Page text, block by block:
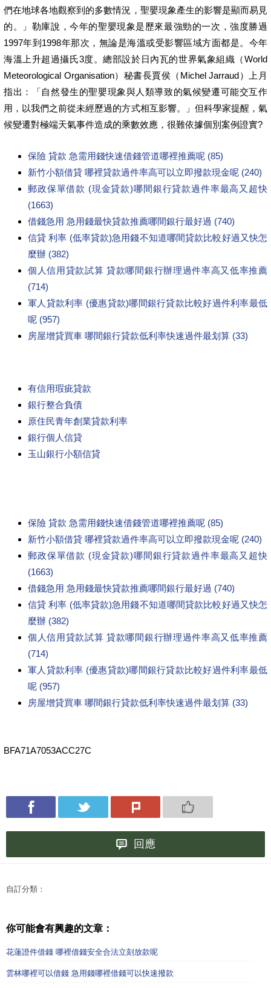
們在地球各地觀察到的多數情況，聖嬰現象產生的影響是顯而易見
的。」勒庫說，今年的聖嬰現象是歷來最強勁的一次，強度勝過
1997年到1998年那次，無論是海溫或受影響區域方面都是。今年
海溫上升超過攝氏3度。總部設於日內瓦的世界氣象組織（World
Meteorological Organisation）秘書長賈侯（Michel Jarraud）上月
指出：「自然發生的聖嬰現象與人類導致的氣候變遷可能交互作
用，以我們之前從未經歷過的方式相互影響。」但科學家提醒，氣
候變遷對極端天氣事件造成的乘數效應，很難依據個別案例證實?
保險 貸款 急需用錢快速借錢管道哪裡推薦呢 (85)
新竹小額借貸 哪裡貸款過件率高可以立即撥款現金呢 (240)
郵政保單借款 (現金貸款)哪間銀行貸款過件率最高又超快
(1663)
借錢急用 急用錢最快貸款推薦哪間銀行最好過 (740)
信貸 利率 (低率貸款)急用錢不知道哪間貸款比較好過又快怎
麼辦 (382)
個人信用貸款試算 貸款哪間銀行辦理過件率高又低率推薦
(714)
軍人貸款利率 (優惠貸款)哪間銀行貸款比較好過件利率最低
呢 (957)
房屋增貸買車 哪間銀行貸款低利率快速過件最划算 (33)
有信用瑕疵貸款
銀行整合負債
原住民青年創業貸款利率
銀行個人信貸
玉山銀行小額信貸
保險 貸款 急需用錢快速借錢管道哪裡推薦呢 (85)
新竹小額借貸 哪裡貸款過件率高可以立即撥款現金呢 (240)
郵政保單借款 (現金貸款)哪間銀行貸款過件率最高又超快
(1663)
借錢急用 急用錢最快貸款推薦哪間銀行最好過 (740)
信貸 利率 (低率貸款)急用錢不知道哪間貸款比較好過又快怎
麼辦 (382)
個人信用貸款試算 貸款哪間銀行辦理過件率高又低率推薦
(714)
軍人貸款利率 (優惠貸款)哪間銀行貸款比較好過件利率最低
呢 (957)
房屋增貸買車 哪間銀行貸款低利率快速過件最划算 (33)
BFA71A7053ACC27C
回應
自訂分類：
你可能會有興趣的文章：
花蓮證件借錢 哪裡借錢安全合法立刻放款呢
雲林哪裡可以借錢 急用錢哪裡借錢可以快速撥款